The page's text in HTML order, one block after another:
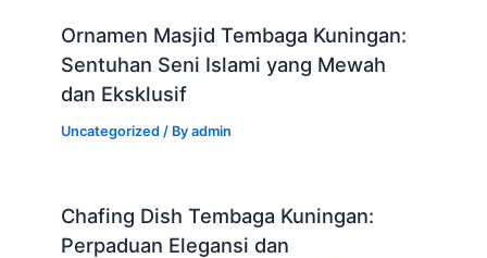
Ornamen Masjid Tembaga Kuningan:
Sentuhan Seni Islami yang Mewah
dan Eksklusif
Uncategorized / Byadmin
Chafing Dish Tembaga Kuningan:
Perpaduan Elegansi dan